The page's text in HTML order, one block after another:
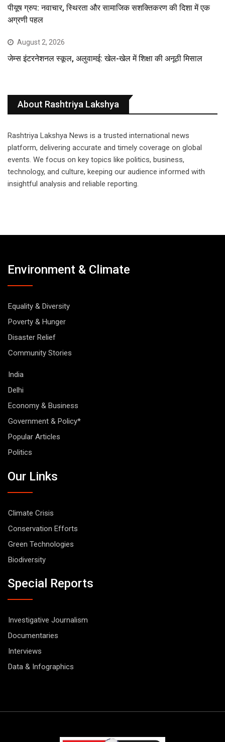
पीयूष ग्रुप: नवाचार, स्थिरता और सामाजिक सशक्तिकरण की दिशा में एक
अग्रणी पहल
August 2, 2026
जेम्स इंटरनेशनल स्कूल, अलुवामई: खेल-खेल में शिक्षा की अनूठी मिसाल
About Rashtriya Lakshya
Rashtriya Lakshya News is a trusted international news
platform, delivering accurate and timely coverage on global
events. We focus on key topics like politics, business,
technology, and culture, keeping our audience informed with
insightful analysis and reliable reporting.
Environment & Climate
Equality & Diversity
Poverty & Hunger
Disaster Relief
Community Stories
India
Delhi
Economy & Business
Government & Policy*
Popular Articles
Politics
Our Links
Climate Crisis
Conservation Efforts
Green Technologies
Biodiversity
Special Reports
Investigative Journalism
Documentaries
Interviews
Data & Infographics